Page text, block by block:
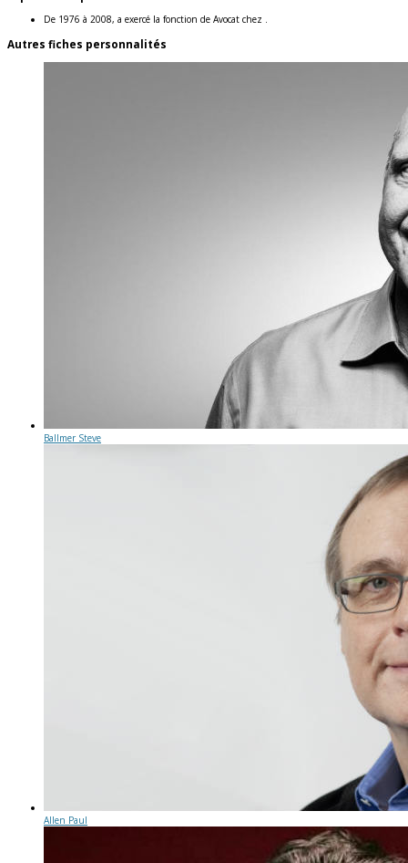
De 1976 à 2008, a exercé la fonction de Avocat chez .
Autres fiches personnalités
Ballmer Steve
Allen Paul